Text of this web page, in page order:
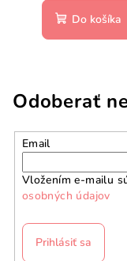
Do košíka
Odoberať
Email
Vložením e-mailu
osobných údajov
Prihlásiť sa